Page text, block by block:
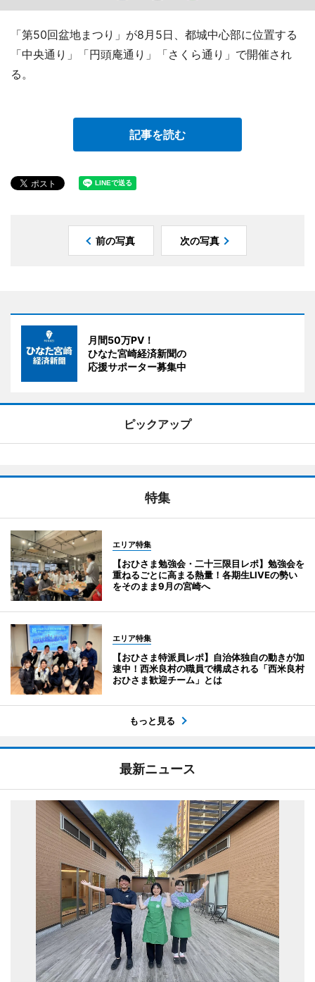
「第50回盆地まつり」が8月5日、都城中心部に位置する
「中央通り」「円頭庵通り」「さくら通り」で開催され
る。
記事を読む
前の写真 次の写真
月間50万PV！
ひなた宮崎経済新聞の
応援サポーター募集中
ピックアップ
特集
エリア特集
【おひさま勉強会・二十三限目レポ】勉強会を
重ねるごとに高まる熱量！各期生LIVEの勢い
をそのまま9月の宮崎へ
エリア特集
【おひさま特派員レポ】自治体独自の動きが加
速中！西米良村の職員で構成される「西米良村
おひさま歓迎チーム」とは
もっと見る
最新ニュース